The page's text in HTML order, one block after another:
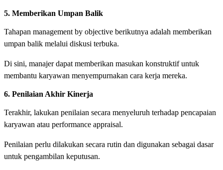
5. Memberikan Umpan Balik
Tahapan management by objective berikutnya adalah memberikan
umpan balik melalui diskusi terbuka.
Di sini, manajer dapat memberikan masukan konstruktif untuk
membantu karyawan menyempurnakan cara kerja mereka.
6. Penilaian Akhir Kinerja
Terakhir, lakukan penilaian secara menyeluruh terhadap pencapaian
karyawan atau performance appraisal.
Penilaian perlu dilakukan secara rutin dan digunakan sebagai dasar
untuk pengambilan keputusan.